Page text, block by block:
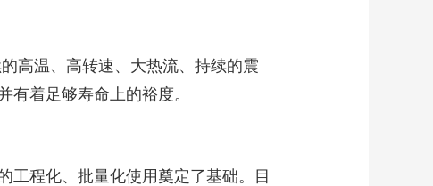
高温、高转速、大热流、持续的震
着足够寿命上的裕度。
程化、批量化使用奠定了基础。目